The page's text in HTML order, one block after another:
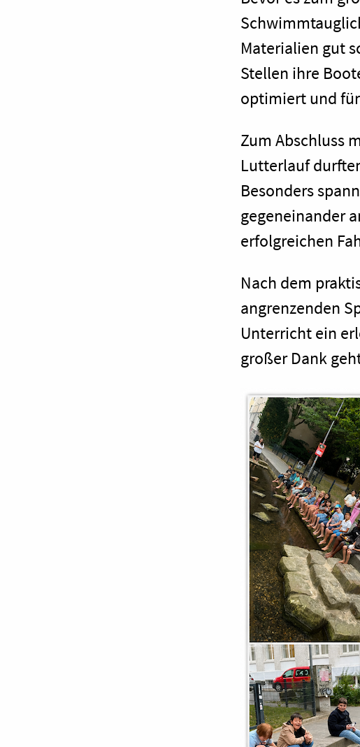
Materialien gut
Stellen ihre
optimiert und
Zum Abschluss
Lutterlauf
Besonders
gegeneinander
erfolgreichen
Nach dem
angrenzenden
Unterricht ein
großer Dank